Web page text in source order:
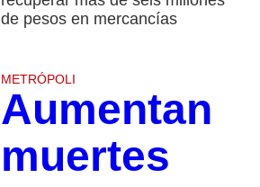
de pesos en mercancías
METRÓPOLI
Aumentan
muertes